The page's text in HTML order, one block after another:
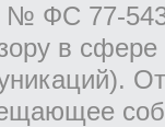
№ ФС 77-
в